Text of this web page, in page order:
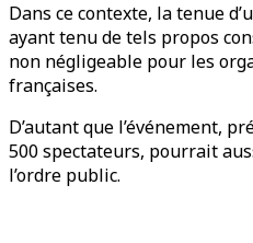
Dans ce contexte, la tenue
ayant tenu de tels propos
non négligeable pour les
françaises.
D’autant que l’événement,
500 spectateurs, pourrait
l’ordre public.